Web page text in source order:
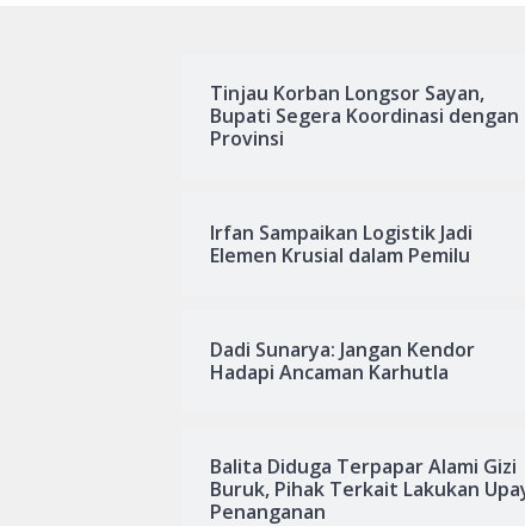
Tinjau Korban Longsor Sayan,
Bupati Segera Koordinasi dengan
Provinsi
Irfan Sampaikan Logistik Jadi
Elemen Krusial dalam Pemilu
Dadi Sunarya: Jangan Kendor
Hadapi Ancaman Karhutla
Balita Diduga Terpapar Alami Gizi
Buruk, Pihak Terkait Lakukan
Penanganan